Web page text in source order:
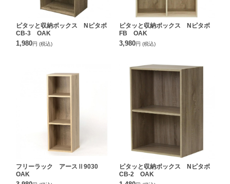
ピタッと収納ボックス Nピタボ
CB-3 OAK
1,980円 (税込)
ピタッと収納ボックス Nピタボ
FB OAK
3,980円 (税込)
フリーラック アースⅡ9030
OAK
ピタッと収納ボックス Nピタボ
CB-2 OAK